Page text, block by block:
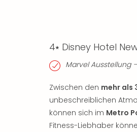
4⭑ Disney Hotel
Marvel Ausstellung
Zwischen den mehr als
unbeschreiblichen
können sich im Metro
Fitness-Liebhaber